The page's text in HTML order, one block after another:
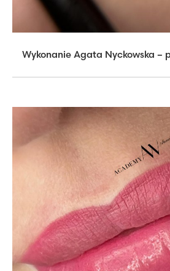
Wykonanie Agata Nyckowska –